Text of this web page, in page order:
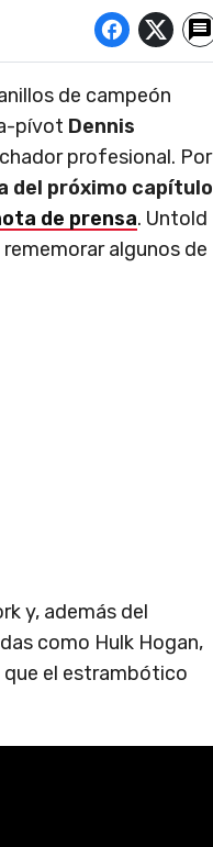
de campeón
pívot Dennis
profesional. Por
del próximo capítulo
de prensa. Untold
algunos de
y, además del
como Hulk Hogan,
que el estrambótico